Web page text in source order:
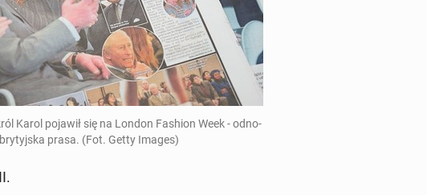
Karol pojawił się na London Fashion Week - od­no­
prasa. (Fot. Getty Images)